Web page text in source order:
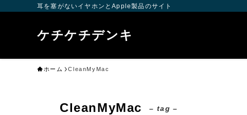
耳を塞がないイヤホンとApple製品のサイト
ケチケチデンキ
ホーム CleanMyMac
CleanMyMac – tag –